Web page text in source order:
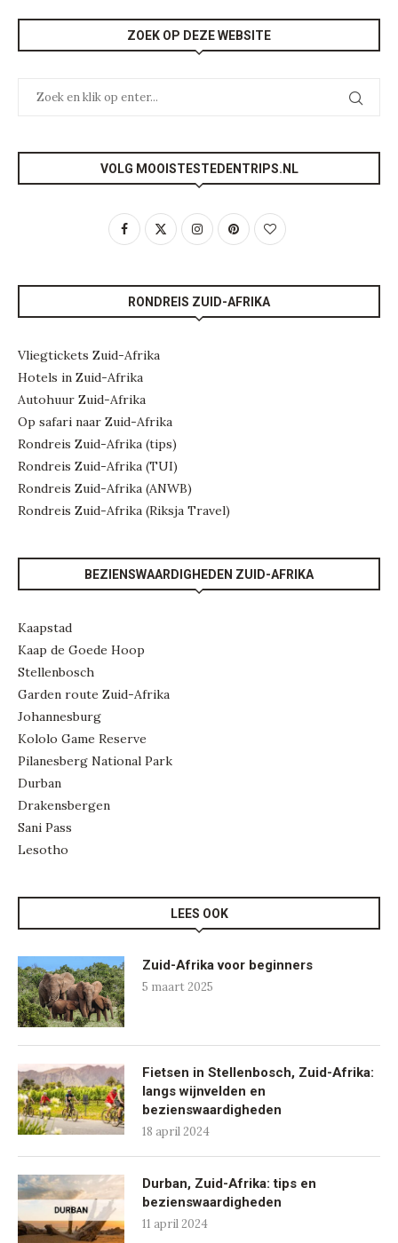
ZOEK OP DEZE WEBSITE
VOLG MOOISTESTEDENTRIPS.NL
RONDREIS ZUID-AFRIKA
Vliegtickets Zuid-Afrika
Hotels in Zuid-Afrika
Autohuur Zuid-Afrika
Op safari naar Zuid-Afrika
Rondreis Zuid-Afrika (tips)
Rondreis Zuid-Afrika (TUI)
Rondreis Zuid-Afrika (ANWB)
Rondreis Zuid-Afrika (Riksja Travel)
BEZIENSWAARDIGHEDEN ZUID-AFRIKA
Kaapstad
Kaap de Goede Hoop
Stellenbosch
Garden route Zuid-Afrika
Johannesburg
Kololo Game Reserve
Pilanesberg National Park
Durban
Drakensbergen
Sani Pass
Lesotho
LEES OOK
Zuid-Afrika voor beginners
5 maart 2025
Fietsen in Stellenbosch, Zuid-Afrika:
langs wijnvelden en
bezienswaardigheden
18 april 2024
Durban, Zuid-Afrika: tips en
bezienswaardigheden
11 april 2024